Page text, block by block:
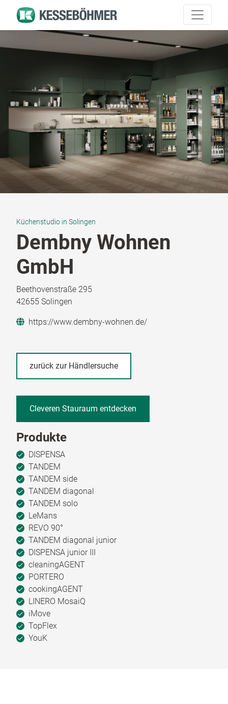
Küchenstudio in Solingen
Dembny Wohnen
GmbH
Beethovenstraße 295
42655 Solingen
https://www.dembny-wohnen.de/
zurück zur Händlersuche
Cleveren Stauraum entdecken
Produkte
DISPENSA
TANDEM
TANDEM side
TANDEM diagonal
TANDEM solo
LeMans
REVO 90°
TANDEM diagonal junior
DISPENSA junior III
cleaningAGENT
PORTERO
cookingAGENT
LINERO MosaiQ
iMove
TopFlex
YouK